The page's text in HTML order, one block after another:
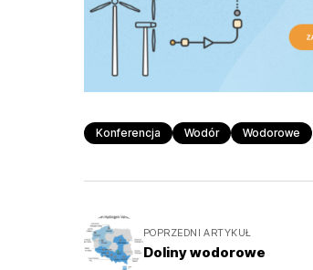
Konferencja Wodór Wodorowe
POPRZEDNI ARTYKUŁ
Doliny wodorowe